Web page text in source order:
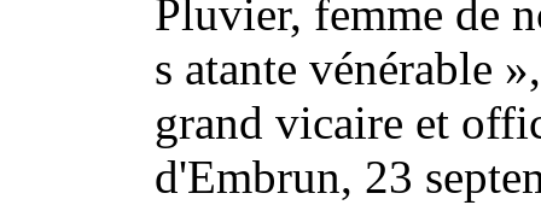
Pluvier, femme de
s atante vénérable
grand vicaire et
d'Embrun, 23